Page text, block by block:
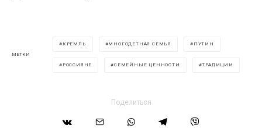
МЕТКИ
КРЕМЛЬ МНОГОДЕТНАЯ СЕМЬЯ ПУТИН
РОССИЯНЕ СЕМЕЙНЫЕ ЦЕННОСТИ ТРАДИЦИИ
Поделиться